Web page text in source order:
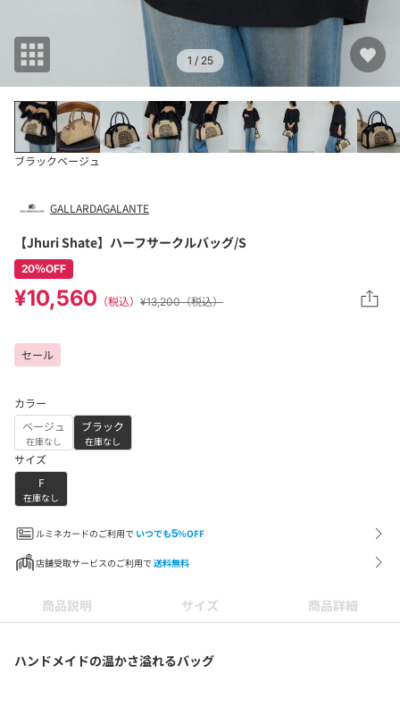
1 / 25
ブラックベージュ
GALLARDAGALANTE
【Jhuri Shate】ハーフサークルバッグ/S
20％OFF
¥10,560 （税込） ¥13,200（税込）
セール
カラー
ベージュ
在庫なし
ブラック
在庫なし
サイズ
F
在庫なし
ルミネカードのご利用で いつでも5%OFF
店舗受取サービスのご利用で 送料無料
商品説明 サイズ 商品詳細
ハンドメイドの温かさ溢れるバッグ